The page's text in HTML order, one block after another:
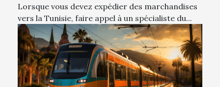
Lorsque vous devez expédier des marchandises
vers la Tunisie, faire appel à un spécialiste du...